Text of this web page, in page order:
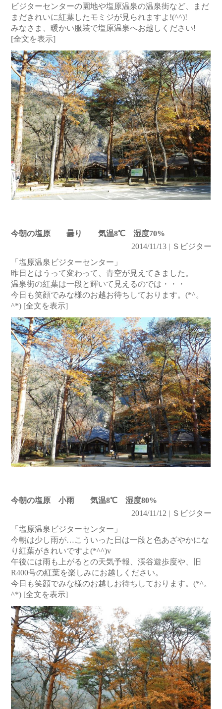
ビジターセンターの園地や塩原温泉の温泉街など、まだ
まだきれいに紅葉したモミジが見られますよ!(^^)!
みなさま、暖かい服装で塩原温泉へお越しください!
[全文を表示]
今朝の塩原 曇り 気温8℃ 湿度70%
2014/11/13 | Ｓビジター
「塩原温泉ビジターセンター」
昨日とはうって変わって、青空が見えてきました。
温泉街の紅葉は一段と輝いて見えるのでは・・・
今日も笑顔でみな様のお越お待ちしております。(*^。
^*) [全文を表示]
今朝の塩原 小雨 気温8℃ 湿度80%
2014/11/12 | Ｓビジター
「塩原温泉ビジターセンター」
今朝は少し雨が…こういった日は一段と色あざやかにな
り紅葉がきれいですよ(*^^)v
午後には雨も上がるとの天気予報、渓谷遊歩度や、旧
R400号の紅葉を楽しみにお越しください。
今日も笑顔でみな様のお越しお待ちしております。(*^。
^*) [全文を表示]